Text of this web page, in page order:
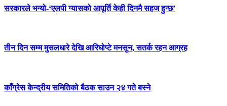
सरकारले भन्यो-‘एलपी ग्यासको आपूर्ति केही दिनमै सहज हुन्छ’
तीन दिन सम्म मुसलधारे देखि आरिघोप्टे मनसुन, सतर्क रहन आग्रह
काँग्रेस केन्द्रीय समितिको बैठक साउन २४ गते बस्ने